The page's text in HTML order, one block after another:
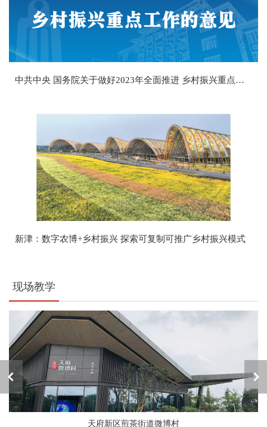
中共中央 国务院关于做好2023年全面推进 乡村振兴重点工作的意见
新津：数字农博+乡村振兴 探索可复制可推广乡村振兴模式
现场教学
天府新区煎茶街道微博村